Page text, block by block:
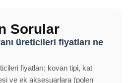
Sorular
üreticileri fiyatları ne
fiyatları; kovan tipi, kat
ve ek aksesuarlara (polen